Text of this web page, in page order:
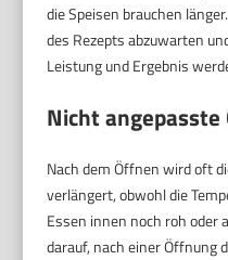
die Speisen brauchen
des Rezepts abzuwarten
Leistung und Ergebnis
Nicht
Nach dem Öffnen wird oft
verlängert, obwohl die
Essen innen noch roh oder
darauf, nach einer Öffnung